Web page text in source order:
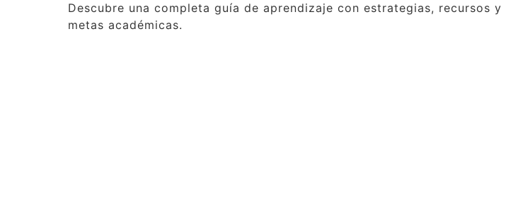
Descubre una completa guía de aprendizaje con estrategias, recursos
metas académicas.